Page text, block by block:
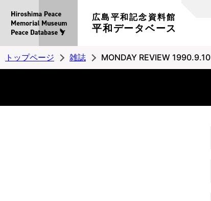
広島平和記念資料館
平和データベース
トップページ 雑誌 MONDAY REVIEW 1990.9.10